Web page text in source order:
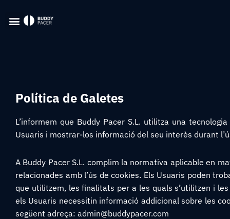
Política de Galetes
L’informem que Buddy Pacer S.L. utilitza una
Usuaris i mostrar-los informació del seu interès durant
A Buddy Pacer S.L. complim la normativa aplicable en
relacionades amb l’ús de cookies. Els Usuaris poden
que utilitzem, les finalitats per a les quals s’utilitzen i
els Usuaris necessitin informació addicional sobre les
següent adreça: admin@buddypacer.com